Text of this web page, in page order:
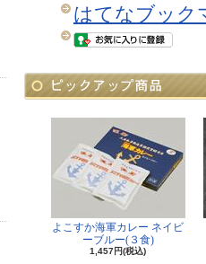
はてなブック
よこすか海軍カレー ネイビ
ーブルー(３食)
1,457円(税込)